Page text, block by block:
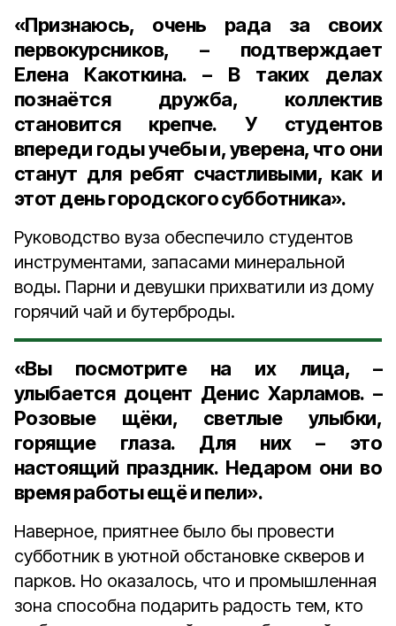
«Признаюсь, очень рада за своих
первокурсников, – подтверждает
Елена Какоткина. – В таких делах
познаётся дружба, коллектив
становится крепче. У студентов
впереди годы учебы и, уверена, что они
станут для ребят счастливыми, как и
этот день городского субботника».
Руководство вуза обеспечило студентов
инструментами, запасами минеральной
воды. Парни и девушки прихватили из дому
горячий чай и бутерброды.
«Вы посмотрите на их лица, –
улыбается доцент Денис Харламов. –
Розовые щёки, светлые улыбки,
горящие глаза. Для них – это
настоящий праздник. Недаром они во
время работы ещё и пели».
Наверное, приятнее было бы провести
субботник в уютной обстановке скверов и
парков. Но оказалось, что и промышленная
зона способна подарить радость тем, кто